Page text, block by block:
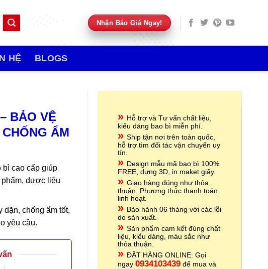
Nhận Báo Giá Ngay!
HỆ BLOGS
BẢO VỆ
ẨM
bì cao cấp giúp
phẩm, dược liệu
dặn, chống ẩm tốt,
yêu cầu.
» Hỗ trợ và Tư vấn chất liệu,
kiểu dáng bao bì miễn phí.
» Ship tận nơi trên toàn quốc,
hỗ trợ tìm đối tác vận chuyển uy
tín.
» Design mẫu mã bao bì 100%
FREE, dựng 3D, in maket giấy.
» Giao hàng đúng như thỏa
thuận, Phương thức thanh toán
linh hoạt.
» Bảo hành 06 tháng với các lỗi
do sản xuất.
» Sản phẩm cam kết đúng chất
liệu, kiểu dáng, màu sắc như
thỏa thuận.
» ĐẶT HÀNG ONLINE: Gọi
ngay 0934103439để mua và